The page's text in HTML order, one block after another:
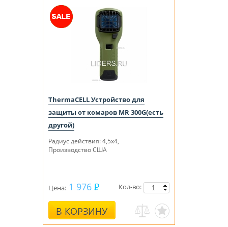
ThermaCELL Устройство для
защиты от комаров MR 300G(есть
другой)
Радиус действия: 4,5х4,
Производство США
Цена: 1 976
В КОРЗИНУ
Кол-во: